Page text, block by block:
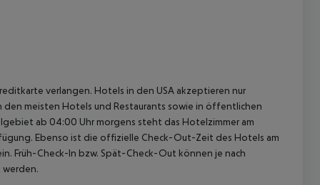
verlangen. Hotels in den USA akzeptieren nur
den meisten Hotels und Restaurants sowie in öffentlichen
ab 04:00 Uhr morgens steht das Hotelzimmer am
Ebenso ist die offizielle Check-Out-Zeit des Hotels am
Früh-Check-In bzw. Spät-Check-Out können je nach
werden.